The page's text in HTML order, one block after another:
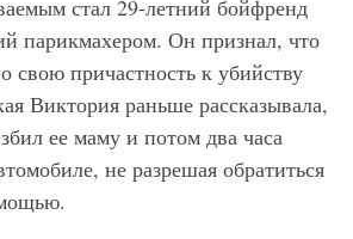
стал 29-летний бойфренд
парикмахером. Он признал, что
причастность к убийству
Виктория раньше рассказывала,
ее маму и потом два часа
не разрешая обратиться